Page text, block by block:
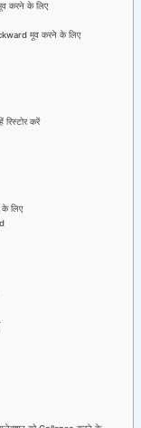
करने के लिए
मूव करने के लिए
करें
के लिए